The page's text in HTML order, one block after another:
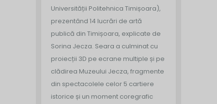
Universității Politehnica Timișoara),
prezentând 14 lucrări de artă
publică din Timișoara, explicate de
Sorina Jecza. Seara a culminat cu
proiecții 3D pe ecrane multiple și pe
clădirea Muzeului Jecza, fragmente
din spectacolele celor 5 cartiere
istorice și un moment coregrafic